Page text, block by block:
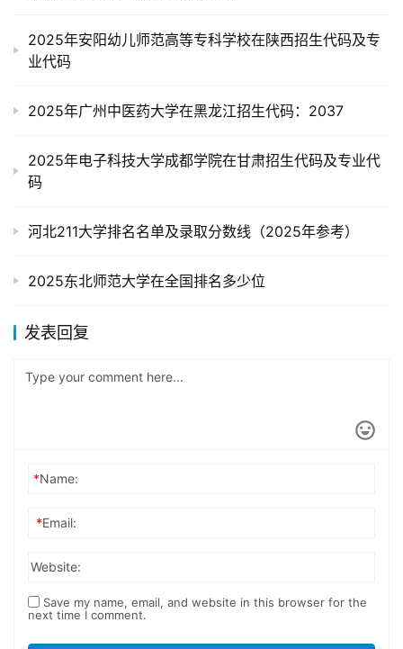
2025年安阳幼儿师范高等专科学校在陕西招生代码及专
业代码
2025年广州中医药大学在黑龙江招生代码：2037
2025年电子科技大学成都学院在甘肃招生代码及专业代
码
河北211大学排名名单及录取分数线（2025年参考）
2025东北师范大学在全国排名多少位
发表回复
*Name:
*Email:
Website:
Save my name, email, and website in this browser for the
next time I comment.